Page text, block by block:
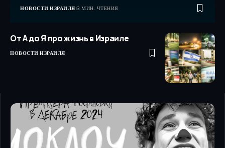
НОВОСТИ ИЗРАИЛЯ 3 МИН. ЧТЕНИЯ
От А до Я про жизнь в Израиле
НОВОСТИ ИЗРАИЛЯ